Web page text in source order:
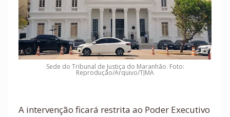
Sede do Tribunal de Justiça do Maranhão. Foto:
Reprodução/Arquivo/TJMA
A intervenção ficará restrita ao Poder Executivo